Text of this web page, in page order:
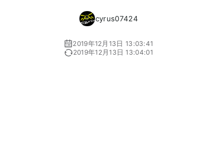
cyrus07424
2019年12月13日 13:03:41
2019年12月13日 13:04:01